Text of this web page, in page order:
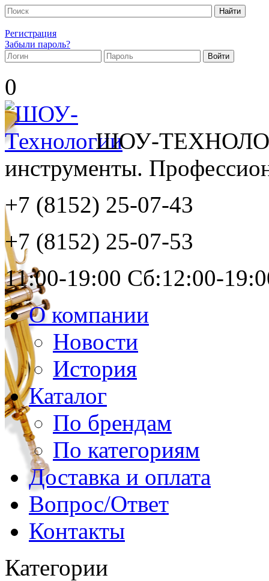
Регистрация
Забыли пароль?
0
ШОУ-
инструменты.
+7 (8152) 25-07-43
+7 (8152) 25-07-53
11:00-19:00 Сб:12:00-
О компании
Новости
История
Каталог
По брендам
По категориям
Доставка и оплата
Вопрос/Ответ
Контакты
Категории